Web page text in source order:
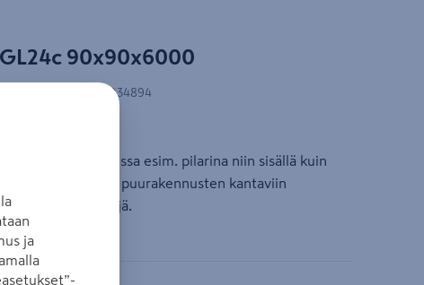
90x90x6000
6438292034894
näkyvissä kohteissa esim. pilarina niin sisällä kuin
ratkaisu puurakennusten kantaviin
pitkiä jännevälejä.
ja